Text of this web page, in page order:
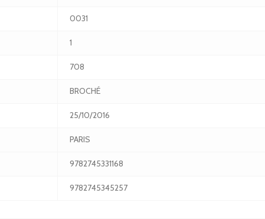
0031
1
708
BROCHÉ
25/10/2016
PARIS
9782745331168
9782745345257